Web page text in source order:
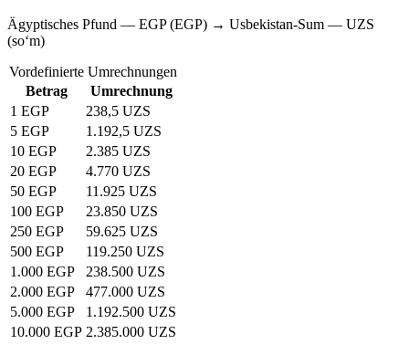
Ägyptisches Pfund — EGP (EGP) → Usbekistan-Sum — UZS
(soʻm)
Vordefinierte Umrechnungen
Betrag
Umrechnung
1 EGP
238,5 UZS
5 EGP
1.192,5 UZS
10 EGP
2.385 UZS
20 EGP
4.770 UZS
50 EGP
11.925 UZS
100 EGP
23.850 UZS
250 EGP
59.625 UZS
500 EGP
119.250 UZS
1.000 EGP
238.500 UZS
2.000 EGP
477.000 UZS
5.000 EGP
1.192.500 UZS
10.000 EGP 2.385.000 UZS